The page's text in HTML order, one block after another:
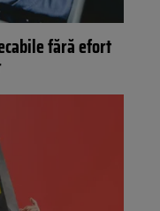
fără efort